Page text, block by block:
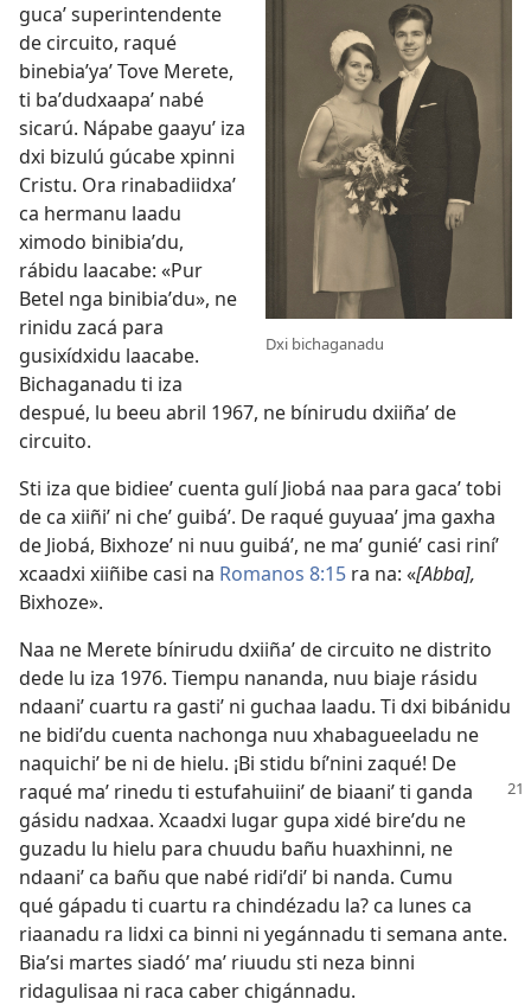
Dxi bichaganadu
gucaʼ superintendente
de circuito, raqué
binebiaʼyaʼ Tove Merete,
ti baʼdudxaapaʼ nabé
sicarú. Nápabe gaayuʼ iza
dxi bizulú gúcabe xpinni
Cristu. Ora rinabadiidxaʼ
ca hermanu laadu
ximodo binibiaʼdu,
rábidu laacabe: «Pur
Betel nga binibiaʼdu», ne
rinidu zacá para
gusixídxidu laacabe.
Bichaganadu ti iza
despué, lu beeu abril 1967, ne bínirudu dxiiñaʼ de
circuito.
Sti iza que bidieeʼ cuenta gulí Jiobá naa para gacaʼ tobi
de ca xiiñiʼ ni cheʼ guibáʼ. De raqué guyuaaʼ jma gaxha
de Jiobá, Bixhozeʼ ni nuu guibáʼ, ne maʼ guniéʼ casi riníʼ
xcaadxi xiiñibe casi na Romanos 8:15 ra na: «[Abba],
Bixhoze».
Naa ne Merete bínirudu dxiiñaʼ de circuito ne distrito
dede lu iza 1976. Tiempu nananda, nuu biaje rásidu
ndaaniʼ cuartu ra gastiʼ ni guchaa laadu. Ti dxi bibánidu
ne bidiʼdu cuenta nachonga nuu xhabagueeladu ne
naquichiʼ be ni de hielu. ¡Bi stidu bíʼnini zaqué! De
raqué maʼ rinedu ti estufahuiiniʼ de biaaniʼ ti ganda
gásidu nadxaa. Xcaadxi lugar gupa xidé bireʼdu ne
guzadu lu hielu para chuudu bañu huaxhinni, ne
ndaaniʼ ca bañu que nabé ridiʼdiʼ bi nanda. Cumu
qué gápadu ti cuartu ra chindézadu la? ca lunes ca
riaanadu ra lidxi ca binni ni yegánnadu ti semana ante.
Biaʼsi martes siadóʼ maʼ riuudu sti neza binni
ridagulisaa ni raca caber chigánnadu.